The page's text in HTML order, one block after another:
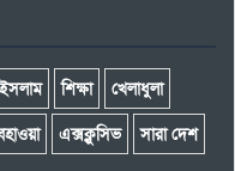
ইসলাম শিক্ষা খেলাধুলা
এক্সক্লুসিভ সারা দেশ